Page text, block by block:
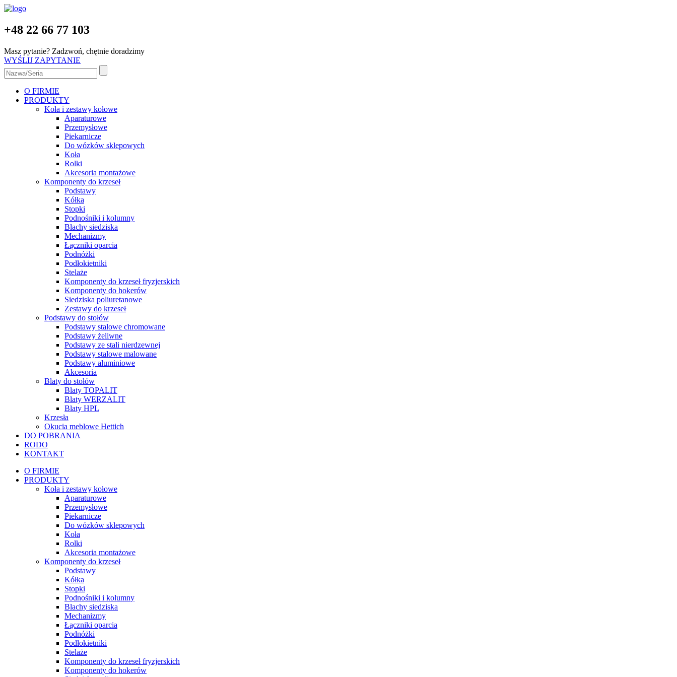
+48 22 66 77 103
Masz pytanie? Zadzwoń, chętnie doradzimy
WYŚLIJ ZAPYTANIE
O FIRMIE
PRODUKTY
Koła i zestawy kołowe
Aparaturowe
Przemysłowe
Piekarnicze
Do wózków sklepowych
Koła
Rolki
Akcesoria montażowe
Komponenty do krzeseł
Podstawy
Kółka
Stopki
Podnośniki i kolumny
Blachy siedziska
Mechanizmy
Łączniki oparcia
Podnóżki
Podłokietniki
Stelaże
Komponenty do krzeseł fryzjerskich
Komponenty do hokerów
Siedziska poliuretanowe
Zestawy do krzeseł
Podstawy do stołów
Podstawy stalowe chromowane
Podstawy żeliwne
Podstawy ze stali nierdzewnej
Podstawy stalowe malowane
Podstawy aluminiowe
Akcesoria
Blaty do stołów
Blaty TOPALIT
Blaty WERZALIT
Blaty HPL
Krzesła
Okucia meblowe Hettich
DO POBRANIA
RODO
KONTAKT
O FIRMIE
PRODUKTY
Koła i zestawy kołowe
Aparaturowe
Przemysłowe
Piekarnicze
Do wózków sklepowych
Koła
Rolki
Akcesoria montażowe
Komponenty do krzeseł
Podstawy
Kółka
Stopki
Podnośniki i kolumny
Blachy siedziska
Mechanizmy
Łączniki oparcia
Podnóżki
Podłokietniki
Stelaże
Komponenty do krzeseł fryzjerskich
Komponenty do hokerów